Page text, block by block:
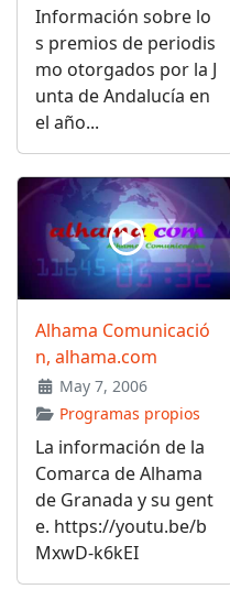
Información sobre lo
s premios de periodis
mo otorgados por la J
unta de Andalucía en
el año...
Alhama Comunicació
n, alhama.com
May 7, 2006
Programas propios
La información de la
Comarca de Alhama
de Granada y su gent
e. https://youtu.be/b
MxwD-k6kEI